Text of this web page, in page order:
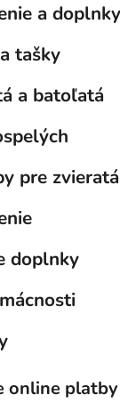
a doplnky
tašky
a batoľatá
pre zvieratá
doplnky
online platby